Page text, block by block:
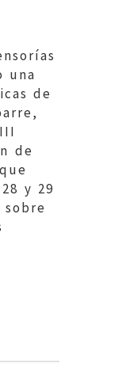
una
de
de
y 29